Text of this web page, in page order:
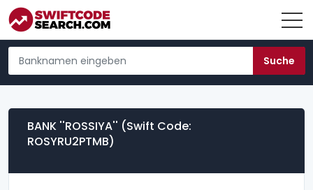
BANK ''ROSSIYA'' (Swift Code:
ROSYRU2PTMB)